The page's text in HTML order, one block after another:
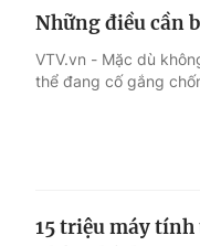
Những điều cần
VTV.vn - Mặc dù
thể đang cố gắng
15 triệu máy